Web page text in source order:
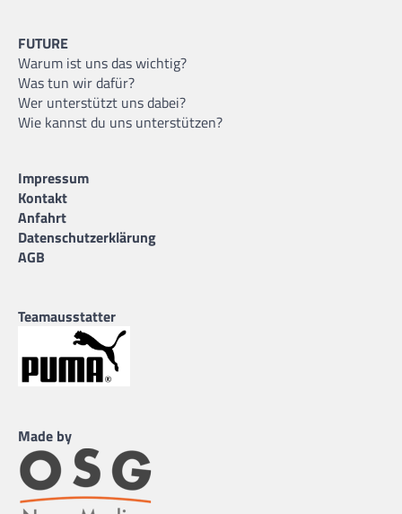
FUTURE
Warum ist uns das wichtig?
Was tun wir dafür?
Wer unterstützt uns dabei?
Wie kannst du uns unterstützen?
Impressum
Kontakt
Anfahrt
Datenschutzerklärung
AGB
Teamausstatter
Made by